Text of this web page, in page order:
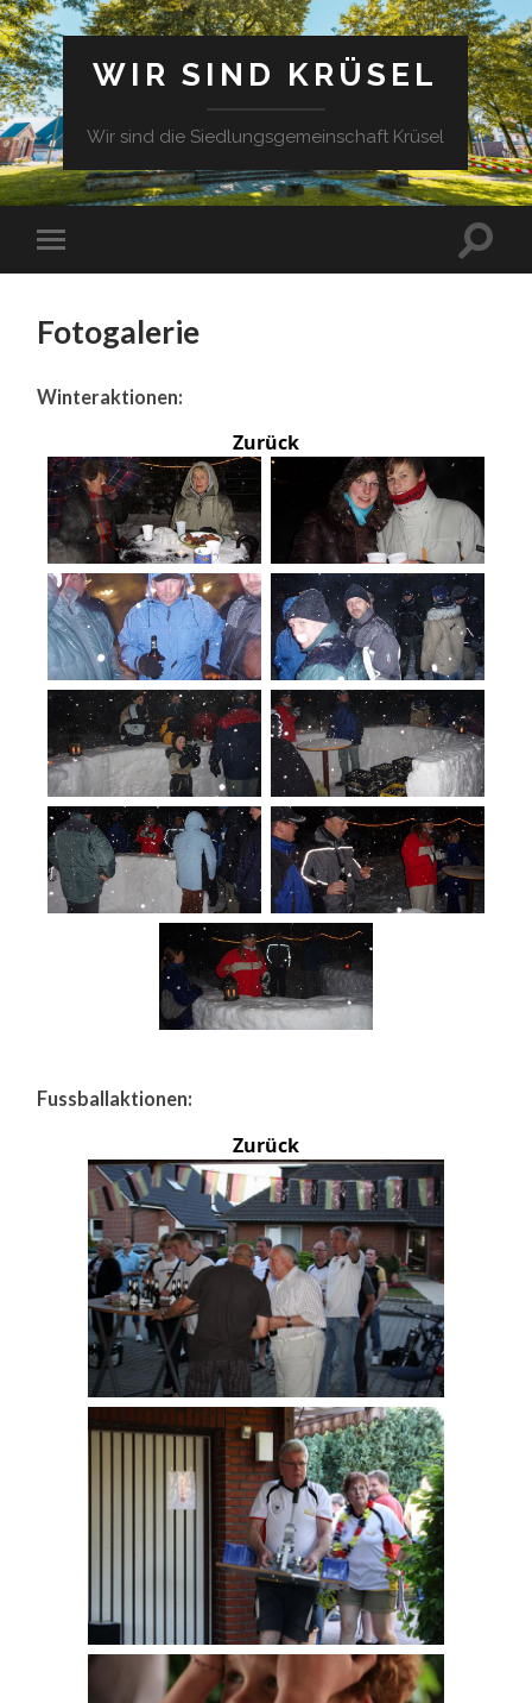
WIR SIND KRÜSEL
Wir sind die Siedlungsgemeinschaft Krüsel
Fotogalerie
Winteraktionen:
Zurück
Fussballaktionen:
Zurück